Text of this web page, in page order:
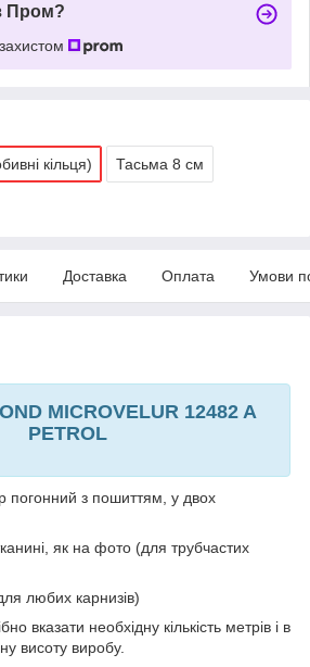
Пром?
кільця) Тасьма 8 см
Доставка Оплата Умови
MICROVELUR 12482 A
PETROL
погонний з пошиттям, у двох
як на фото (для трубчастих
любих карнизів)
вказати необхідну кількість метрів і в
висоту виробу.